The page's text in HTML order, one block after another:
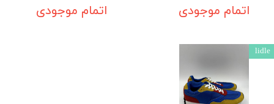
اتمام موجودی
اتمام موجودی
lidle